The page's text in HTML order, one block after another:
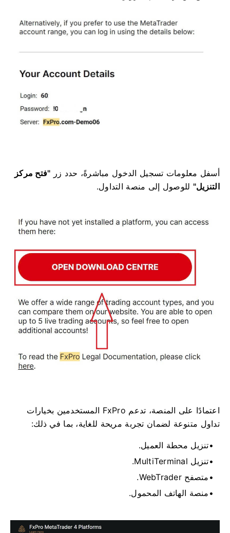
أسفل معلومات تسجيل الدخول مباشرةً، حدد زر "فتح مركز
التنزيل" للوصول إلى منصة التداول.
اعتمادًا على المنصة، تدعم FxPro المستخدمين بخيارات
تداول متنوعة لضمان تجربة مريحة للغاية، بما في ذلك:
تنزيل محطة العميل.
تنزيل MultiTerminal.
متصفح WebTrader.
منصة الهاتف المحمول.